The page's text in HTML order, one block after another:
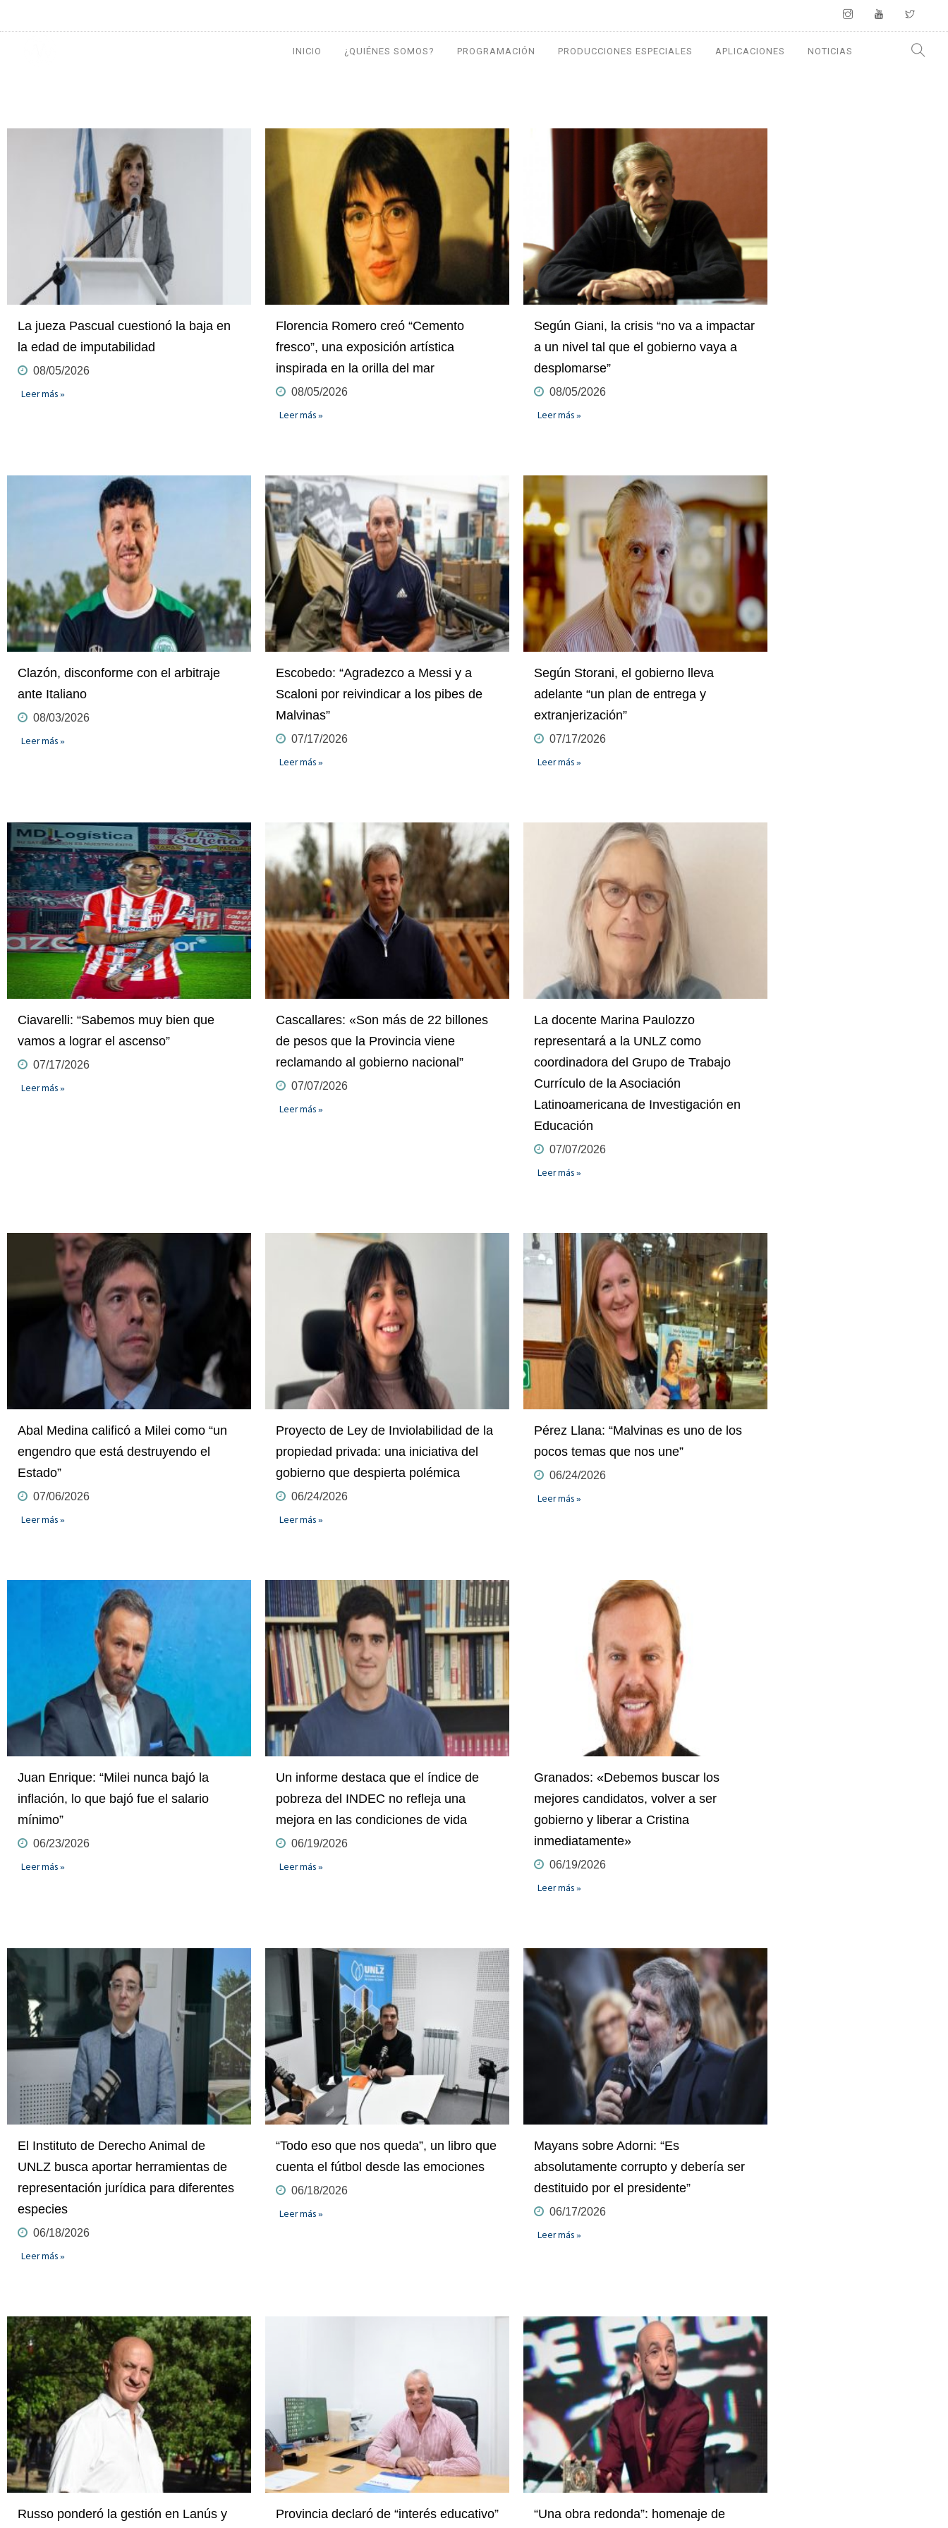
INICIO ¿QUIÉNES SOMOS? PROGRAMACIÓN PRODUCCIONES ESPECIALES APLICACIONES NOTICIAS
La jueza Pascual cuestionó la baja en
la edad de imputabilidad
08/05/2026
Leer más »
Florencia Romero creó “Cemento
fresco”, una exposición artística
inspirada en la orilla del mar
08/05/2026
Leer más »
Según Giani, la crisis “no va a impactar
a un nivel tal que el gobierno vaya a
desplomarse”
08/05/2026
Leer más »
Clazón, disconforme con el arbitraje
ante Italiano
08/03/2026
Leer más »
Escobedo: “Agradezco a Messi y a
Scaloni por reivindicar a los pibes de
Malvinas”
07/17/2026
Leer más »
Según Storani, el gobierno lleva
adelante “un plan de entrega y
extranjerización”
07/17/2026
Leer más »
Ciavarelli: “Sabemos muy bien que
vamos a lograr el ascenso”
07/17/2026
Leer más »
Cascallares: «Son más de 22 billones
de pesos que la Provincia viene
reclamando al gobierno nacional”
07/07/2026
Leer más »
La docente Marina Paulozzo
representará a la UNLZ como
coordinadora del Grupo de Trabajo
Currículo de la Asociación
Latinoamericana de Investigación en
Educación
07/07/2026
Leer más »
Abal Medina calificó a Milei como “un
engendro que está destruyendo el
Estado”
07/06/2026
Leer más »
Proyecto de Ley de Inviolabilidad de la
propiedad privada: una iniciativa del
gobierno que despierta polémica
06/24/2026
Leer más »
Pérez Llana: “Malvinas es uno de los
pocos temas que nos une”
06/24/2026
Leer más »
Juan Enrique: “Milei nunca bajó la
inflación, lo que bajó fue el salario
mínimo”
06/23/2026
Leer más »
Un informe destaca que el índice de
pobreza del INDEC no refleja una
mejora en las condiciones de vida
06/19/2026
Leer más »
Granados: «Debemos buscar los
mejores candidatos, volver a ser
gobierno y liberar a Cristina
inmediatamente»
06/19/2026
Leer más »
El Instituto de Derecho Animal de
UNLZ busca aportar herramientas de
representación jurídica para diferentes
especies
06/18/2026
Leer más »
“Todo eso que nos queda”, un libro que
cuenta el fútbol desde las emociones
06/18/2026
Leer más »
Mayans sobre Adorni: “Es
absolutamente corrupto y debería ser
destituido por el presidente”
06/17/2026
Leer más »
Russo ponderó la gestión en Lanús y Provincia declaró de “interés educativo” “Una obra redonda”: homenaje de